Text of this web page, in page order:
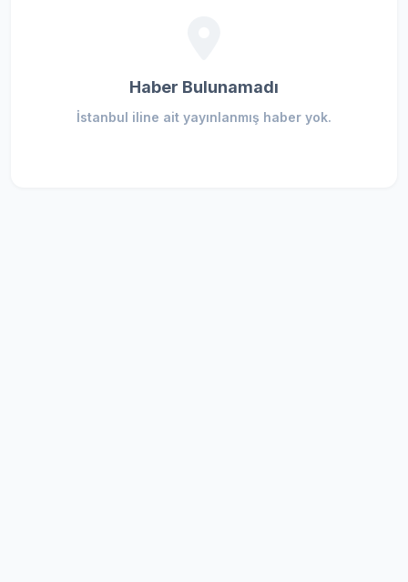
Haber Bulunamadı
İstanbul iline ait yayınlanmış haber yok.